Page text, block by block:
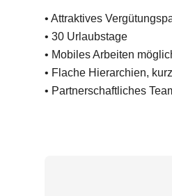
• Attraktives
• 30 Urlaubstage
• Mobiles Arbeiten
• Flache Hierarchien,
• Partnerschaftliches